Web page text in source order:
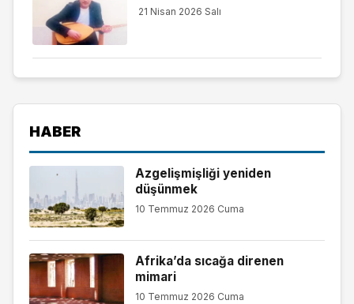
21 Nisan 2026 Salı
HABER
Azgelişmişliği yeniden
düşünmek
10 Temmuz 2026 Cuma
Afrika’da sıcağa direnen
mimari
10 Temmuz 2026 Cuma